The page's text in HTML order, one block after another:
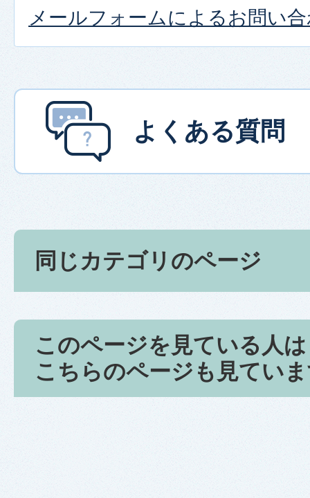
メールフォームによるお問い
よくある質問
同じカテゴリのページ
このページを見ている人は
こちらのページも見てい